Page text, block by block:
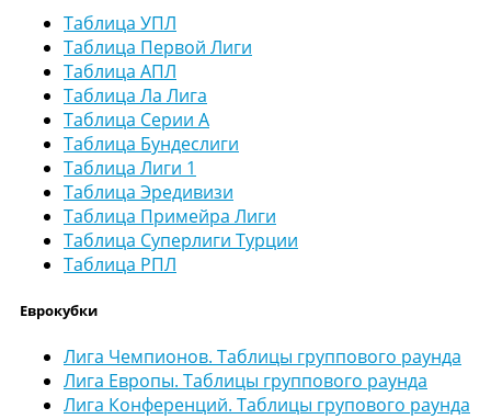
Таблица УПЛ
Таблица Первой Лиги
Таблица АПЛ
Таблица Ла Лига
Таблица Серии А
Таблица Бундеслиги
Таблица Лиги 1
Таблица Эредивизи
Таблица Примейра Лиги
Таблица Суперлиги Турции
Таблица РПЛ
Еврокубки
Лига Чемпионов. Таблицы группового раунда
Лига Европы. Таблицы группового раунда
Лига Конференций. Таблицы групового раунда